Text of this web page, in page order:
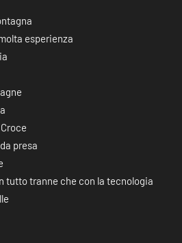
esperienza
presa
tutto tranne che con la tecnologia